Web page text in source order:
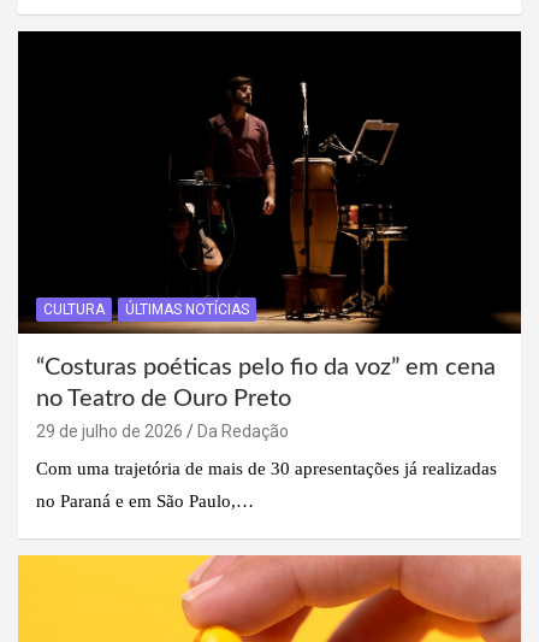
CULTURA ÚLTIMAS NOTÍCIAS
“Costuras poéticas pelo fio da voz” em cena
no Teatro de Ouro Preto
29 de julho de 2026
Da Redação
Com uma trajetória de mais de 30 apresentações já realizadas
no Paraná e em São Paulo,…